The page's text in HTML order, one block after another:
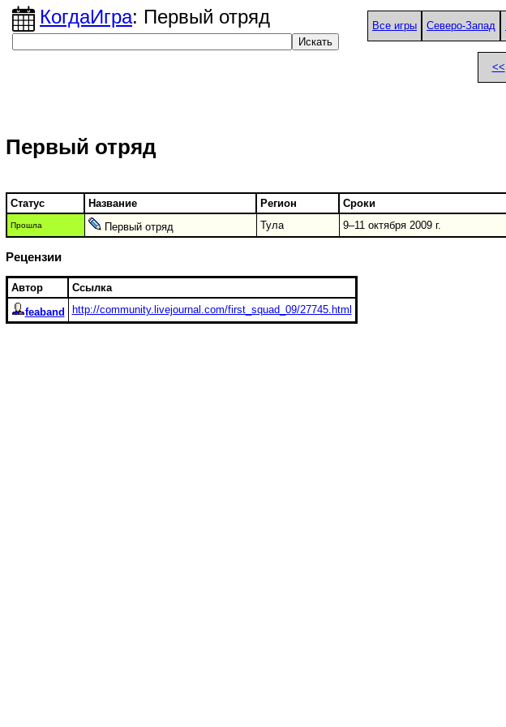
КогдаИгра: Первый отряд Все игры Северо-Запад
<<
Первый отряд
Статус Название Регион Сроки
Прошла Первый отряд Тула 9–11 октября 2009 г.
Рецензии
Автор
Ссылка
feaband
http://community.livejournal.com/first_squad_09/27745.html